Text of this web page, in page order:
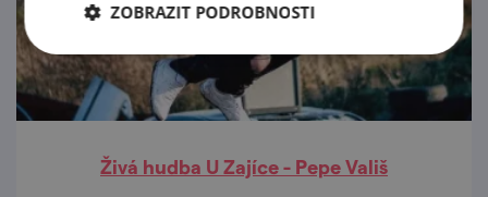
Živá hudba U Zajíce - Pepe Vališ
ZOBRAZIT PODROBNOSTI